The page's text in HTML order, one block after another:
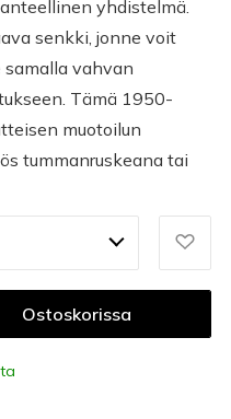
yhdistelmä.
senkki, jonne voit
samalla vahvan
Tämä 1950-
muotoilun
tummanruskeana tai
Ostoskorissa